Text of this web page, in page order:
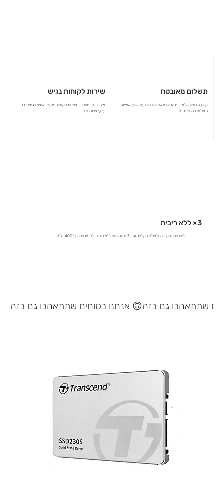
שירות לקוחות נגיש
איתנו זה פשוט – שירות לקוחות מהיר, אישי ונגיש בכל
ערוץ שתבחרו.
תשלום מאובטח
קנו בביטחון מלא – תשלום מאובטח ונוח עם מגוון אמצעי
תשלום לבחירתכם.
3× ללא ריבית
ליהנות מהקנייה ולשלם בקלות. עד 3 תשלומים ללא ריבית להזמנות מעל 400 ש"ח.
אנחנו בטוחים שתתאהבו גם בזה 🙃